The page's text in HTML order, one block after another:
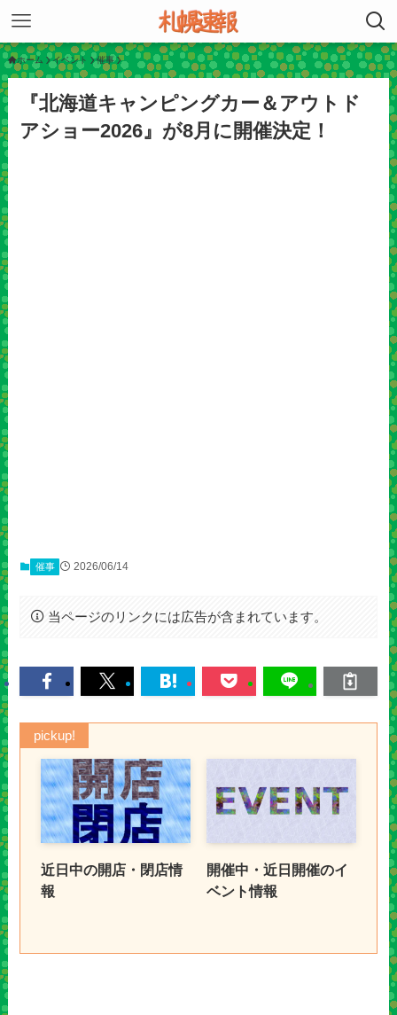
ホーム イベント 催事
『北海道キャンピングカー＆アウトド
アショー2026』が8月に開催決定！
催事 2026/06/14
当ページのリンクには広告が含まれています。
pickup!
近日中の開店・閉店情
報
開催中・近日開催のイ
ベント情報